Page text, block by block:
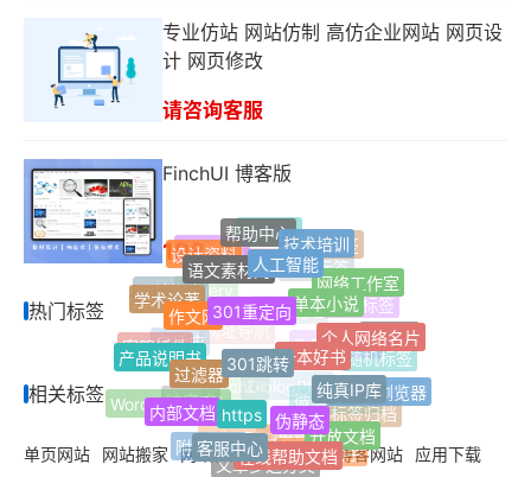
专业仿站 网站仿制 高仿企业网站 网页设
计 网页修改
请咨询客服
FinchUI 博客版
198
热门标签
Z-blogPHP
FinchUI
网址导航
单页网站
Z-Blog插件
微信公众号
开发服务
定制服务
响应式
自适应
Jquery
博客网站最新标签
热门标签
随机标签
标签归档
AI写作助手
文章多选分类
附加分类
WordPress插件
客服插件
网站搬家
网站信息
favicon
网站标签
缩略图
jQuery
Safari浏览器
开放文档
在线帮助文档
客服中心
内部文档
产品说明书
学术论著
设计资料
帮助中心技术培训
网络工作室
个人网络名片
纯真IP库
伪静态
https
过滤器
作文网
语文素材网人工智能
单本小说
一本好书
301跳转
301重定向
相关标签
单页网站 网站搬家 网站信息 网站标签 博客网站
应用下载